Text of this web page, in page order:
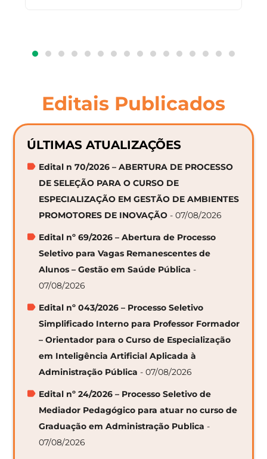
Editais Publicados
ÚLTIMAS ATUALIZAÇÕES
Edital n 70/2026 – ABERTURA DE PROCESSO
DE SELEÇÃO PARA O CURSO DE
ESPECIALIZAÇÃO EM GESTÃO DE AMBIENTES
PROMOTORES DE INOVAÇÃO - 07/08/2026
Edital nº 69/2026 – Abertura de Processo
Seletivo para Vagas Remanescentes de
Alunos – Gestão em Saúde Pública -
07/08/2026
Edital nº 043/2026 – Processo Seletivo
Simplificado Interno para Professor Formador
– Orientador para o Curso de Especialização
em Inteligência Artificial Aplicada à
Administração Pública - 07/08/2026
Edital nº 24/2026 – Processo Seletivo de
Mediador Pedagógico para atuar no curso de
Graduação em Administração Publica -
07/08/2026